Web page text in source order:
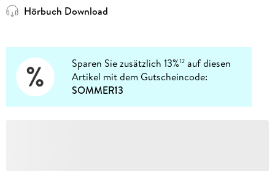
Hörbuch Download
Sparen Sie zusätzlich 13%12 auf diesen
Artikel mit dem Gutscheincode:
SOMMER13